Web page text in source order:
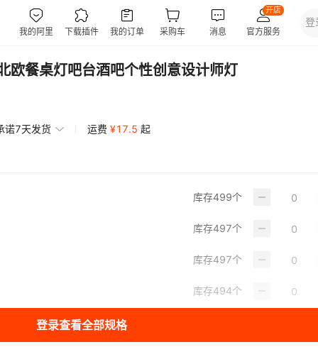
欧餐桌灯吧台酒吧个性创意设计师灯
诺7天发货 运费 ¥17.5 起
库存499个
库存497个
库存497个
库存494个
登录查看全部规格